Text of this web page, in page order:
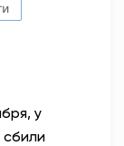
у
сбили